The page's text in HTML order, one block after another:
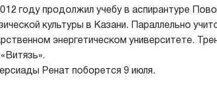
году продолжил учебу в аспирантуре
культуры в Казани. Параллельно
энергетическом университете.
Ренат поборется 9 июля.